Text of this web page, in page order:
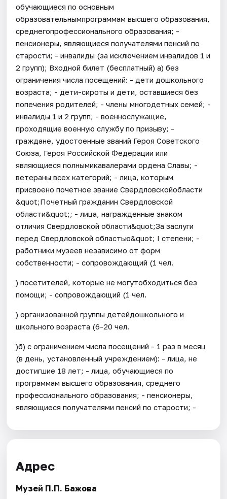
обучающиеся по основным
образовательнымпрограммам высшего образования,
среднегопрофессионального образования; -
пенсионеры, являющиеся получателями пенсий по
старости; - инвалиды (за исключением инвалидов 1 и
2 групп); Входной билет (бесплатный) а) без
ограничения числа посещений: - дети дошкольного
возраста; - дети-сироты и дети, оставшиеся без
попечения родителей; - члены многодетных семей; -
инвалиды 1 и 2 групп; - военнослужащие,
проходящие военную службу по призыву; -
граждане, удостоенные званий Героя Советского
Союза, Героя Российской Федерации или
являющиеся полнымикавалерами ордена Славы; -
ветераны всех категорий; - лица, которым
присвоено почетное звание Свердловскойобласти
&quot;Почетный гражданин Свердловской
области&quot;; - лица, награжденные знаком
отличия Свердловской области&quot;За заслуги
перед Свердловской областью&quot; I степени; -
работники музеев независимо от форм
собственности; - сопровождающий (1 чел.
) посетителей, которые не могутобходиться без
помощи; - сопровождающий (1 чел.
) организованной группы детейдошкольного и
школьного возраста (6-20 чел.
)б) с ограничением числа посещений - 1 раз в месяц
(в день, установленный учреждением): - лица, не
достигшие 18 лет; - лица, обучающиеся по
программам высшего образования, среднего
профессионального образования; - пенсионеры,
являющиеся получателями пенсий по старости; -
Адрес
Музей П.П. Бажова